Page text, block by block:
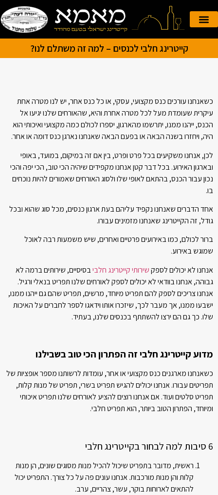
קייטרינג חלבי לכנסים – למה זה משתלם לנו?
כשאנחנו עורכים כנס מקצועי, עסקי, או כל כנס אחר, יש לנו מטרה אחת
עיקרית שעומדת מעל לכל מטרה אחרת והיא, שהאורחים שלנו יגיעו אל
הכנס, ייהנו ממנו, יתרשמו מהארגון, יספרו לכולם כמה מקצועי ואיכותי הוא
היה, ויחזרו בשנה הבאה או בפעם הבאה שאנחנו נארגן כנס דומה או אחר.
לכן, אנחנו משקיעים בכל פרט ופרט, בין אם זה במיקום, במועד, באופי
ובארגון האירוע. בכל דבר קטן אנחנו מקפידים שיהיה הכי טוב, הכי יפה והכי
נכון עבור הכנס, בהתאם לאופי שלו ולסוג האורחים שאמורים להיות נוכחים
בו.
אחד הדברים שאנחנו נקפיד עליהם בעת ארגון כנסים, מכל סוג שהוא ובכל
גודל, זה הקייטרינג שאנחנו מזמינים עבורו.
ברור לכולם, כמו באירועים פרטיים ואחרים, שיש משמעות רבה לאוכל
שמוגש באירוע.
אנחנו לא יכולים לספקשירותי קייטרינג חלביבסיסיים, שירותים ברמה לא
גבוהה, אנחנו בוודאי לא יכולים לספק לאורחים שלנו תפריט בנאלי ורגיל.
אנחנו צריכים לספק להם תפריט מיוחד, מרשים, תפריט שהם גם ייהנו ממנו,
ישבעו ממנו, אך מעבר לכך, שיזכרו אותו וידאגו לספר לחברים על האיכות
שלו. כך גם הם ירצו להשתתף בכנסים שלנו, בעתיד.
מדוע קייטרינג חלבי זה הפתרון הכי טוב בשבילנו
כשאנחנו מארגנים כנס מקצועי או אחר, עומדות לרשותנו מספר אופציות של
תפריטים עבורו. אנחנו יכולים להגיש תפריט בשרי, תפריט של מנות קלות,
תפריט סלטים ועוד. אם אנחנו רוצים להציע לאורחים שלנו תפריט איכותי
ומיוחד, הפתרון הטוב ביותר, הוא תפריט חלבי.
6 סיבות למה לבחור בקייטרינג חלבי
ראשית, מדובר בתפריט שיכול להכיל מנות מסוגים שונים, הן מנות
קלות והן מנות מורכבות. אנחנו עונים פה על כל צורך. התפריט יכול
להתאים לארוחות בוקר, עשר, צהריים, ערב.